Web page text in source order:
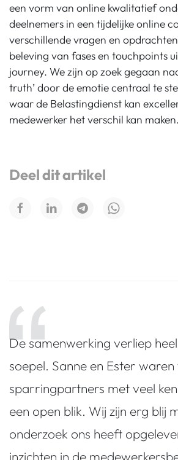
een vorm van online kwalitatief
deelnemers in een tijdelijke online
verschillende vragen en
beleving van fases en touchpoints
journey. We zijn op zoek gegaan
truth’ door de emotie centraal te
waar de Belastingdienst kan
medewerker het verschil kan maken.
Deel dit artikel
De samenwerking verliep
soepel. Sanne en Ester waren
sparringpartners met veel
een open blik. Wij zijn erg blij
onderzoek ons heeft
inzichten in de